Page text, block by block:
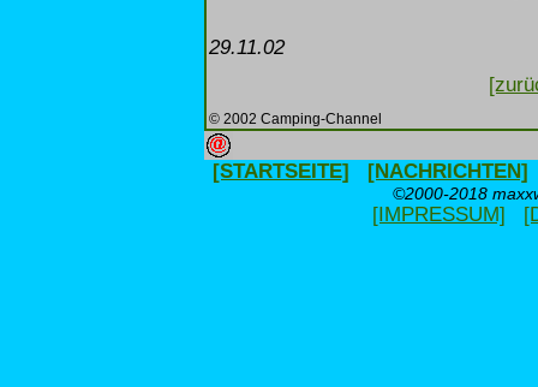
29.11.02
© 2002 Camping-Channel
[STARTSEITE] [NACHRICHTEN]
©2000-2018
[IMPRESSUM]